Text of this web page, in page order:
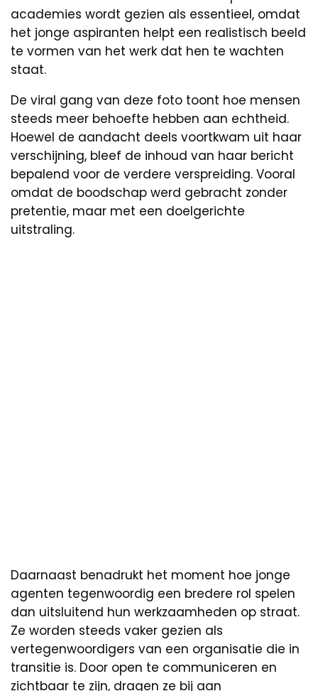
academies wordt gezien als essentieel, omdat
het jonge aspiranten helpt een realistisch beeld
te vormen van het werk dat hen te wachten
staat.
De viral gang van deze foto toont hoe mensen
steeds meer behoefte hebben aan echtheid.
Hoewel de aandacht deels voortkwam uit haar
verschijning, bleef de inhoud van haar bericht
bepalend voor de verdere verspreiding. Vooral
omdat de boodschap werd gebracht zonder
pretentie, maar met een doelgerichte
uitstraling.
Daarnaast benadrukt het moment hoe jonge
agenten tegenwoordig een bredere rol spelen
dan uitsluitend hun werkzaamheden op straat.
Ze worden steeds vaker gezien als
vertegenwoordigers van een organisatie die in
transitie is. Door open te communiceren en
zichtbaar te zijn, dragen ze bij aan